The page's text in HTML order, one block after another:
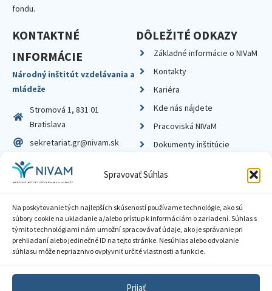
Spravovať Súhlas
Na poskytovanie tých najlepších skúseností používame technológie, ako sú
súbory cookie na ukladanie a/alebo prístup k informáciám o zariadení. Súhlas s
týmito technológiami nám umožní spracovávať údaje, ako je správanie pri
prehliadaní alebo jedinečné ID na tejto stránke. Nesúhlas alebo odvolanie
súhlasu môže nepriaznivo ovplyvniť určité vlastnosti a funkcie.
Prijať
fondu.
KONTAKTNÉ
INFORMÁCIE
Národný inštitút vzdelávania a
mládeže
Stromová 1, 831 01
Bratislava
sekretariat.gr@nivam.sk
IČO: 00164348
DIČ: 2020798714
DÔLEŽITÉ ODKAZY
Základné informácie o NIVaM
Kontakty
Kariéra
Kde nás nájdete
Pracoviská NIVaM
Dokumenty inštitúcie
Zásady ochrany súkromia